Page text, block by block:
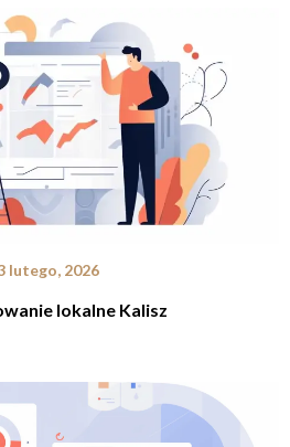
lutego, 2026
lokalne Kalisz